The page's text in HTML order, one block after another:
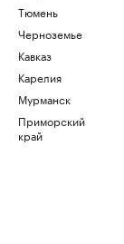
Тюмень
Черноземье
Кавказ
Карелия
Мурманск
Приморский
край